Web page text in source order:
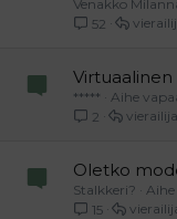
Venakko
52
Virtuaalinen
*****
Aihe
2
vierailija
Oletko
Stalkkeri?
15